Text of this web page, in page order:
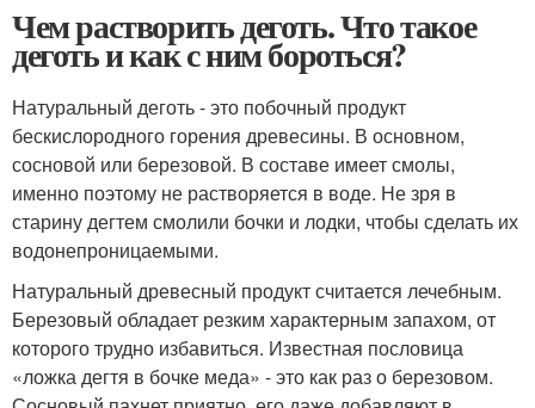
Чем растворить деготь. Что такое
деготь и как с ним бороться?
Натуральный деготь - это побочный продукт
бескислородного горения древесины. В основном,
сосновой или березовой. В составе имеет смолы,
именно поэтому не растворяется в воде. Не зря в
старину дегтем смолили бочки и лодки, чтобы сделать их
водонепроницаемыми.
Натуральный древесный продукт считается лечебным.
Березовый обладает резким характерным запахом, от
которого трудно избавиться. Известная пословица
«ложка дегтя в бочке меда» - это как раз о березовом.